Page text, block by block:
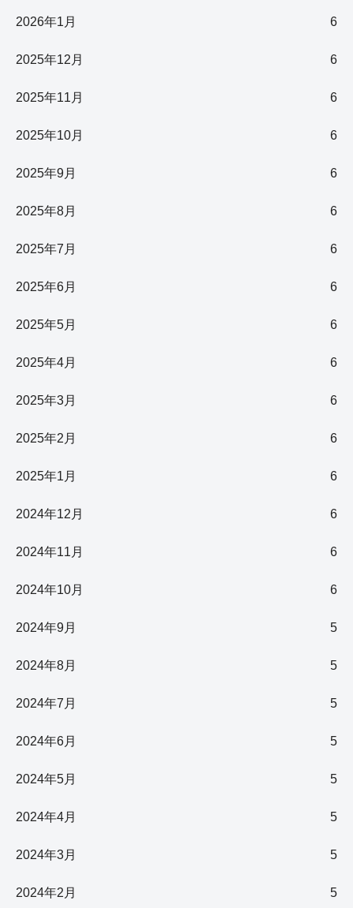
2026年1月 6
2025年12月 6
2025年11月 6
2025年10月 6
2025年9月 6
2025年8月 6
2025年7月 6
2025年6月 6
2025年5月 6
2025年4月 6
2025年3月 6
2025年2月 6
2025年1月 6
2024年12月 6
2024年11月 6
2024年10月 6
2024年9月 5
2024年8月 5
2024年7月 5
2024年6月 5
2024年5月 5
2024年4月 5
2024年3月 5
2024年2月 5